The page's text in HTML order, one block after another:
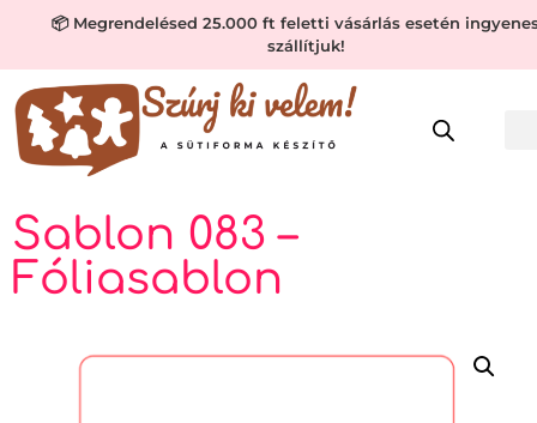
📦 Megrendelésed 25.000 ft feletti vásárlás esetén
szállítjuk!
Sablon 083 –
Fóliasablon